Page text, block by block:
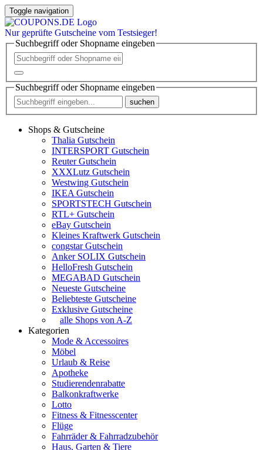
Toggle navigation
Nur geprüfte Gutscheine vom Testsieger!
Suchbegriff oder Shopname eingeben
Suchbegriff oder Shopname eingeben
suchen
Shops & Gutscheine
Thalia Gutschein
INTERSPORT Gutschein
Reuter Gutschein
XXXLutz Gutschein
Westwing Gutschein
IKEA Gutschein
SPORTSTECH Gutschein
RTL+ Gutschein
eBay Gutschein
Kleines Kraftwerk Gutschein
congstar Gutschein
Anker SOLIX Gutschein
HelloFresh Gutschein
MEGABAD Gutschein
Neueste Gutscheine
Beliebteste Gutscheine
Exklusive Gutscheine
alle Shops von A-Z
Kategorien
Mode & Accessoires
Möbel
Urlaub & Reise
Apotheke
Studierendenrabatte
Balkonkraftwerke
Lotto
Fitness & Fitnesscenter
Flüge
Fahrräder & Fahrradzubehör
Haus, Garten & Tiere